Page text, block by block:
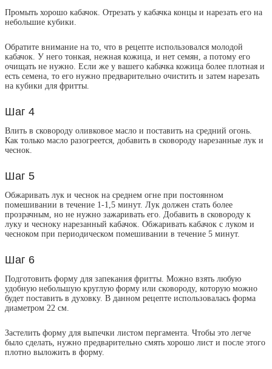
Промыть хорошо кабачок. Отрезать у кабачка концы и нарезать его на
небольшие кубики.
Обратите внимание на то, что в рецепте использовался молодой
кабачок. У него тонкая, нежная кожица, и нет семян, а потому его
очищать не нужно. Если же у вашего кабачка кожица более плотная и
есть семена, то его нужно предварительно очистить и затем нарезать
на кубики для фритты.
Шаг 4
Влить в сковороду оливковое масло и поставить на средний огонь.
Как только масло разогреется, добавить в сковороду нарезанные лук и
чеснок.
Шаг 5
Обжаривать лук и чеснок на среднем огне при постоянном
помешивании в течение 1-1,5 минут. Лук должен стать более
прозрачным, но не нужно зажаривать его. Добавить в сковороду к
луку и чесноку нарезанный кабачок. Обжаривать кабачок с луком и
чесноком при периодическом помешивании в течение 5 минут.
Шаг 6
Подготовить форму для запекания фритты. Можно взять любую
удобную небольшую круглую форму или сковороду, которую можно
будет поставить в духовку. В данном рецепте использовалась форма
диаметром 22 см.
Застелить форму для выпечки листом пергамента. Чтобы это легче
было сделать, нужно предварительно смять хорошо лист и после этого
плотно выложить в форму.